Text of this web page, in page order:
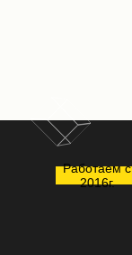
Работаем с
2016г.